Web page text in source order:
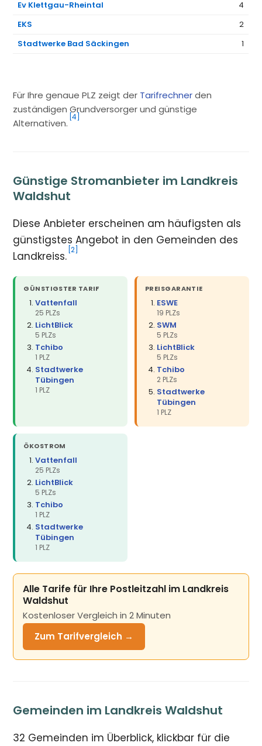
Ev Klettgau-Rheintal
4
EKS
2
Stadtwerke Bad Säckingen
1
Für Ihre genaue PLZ zeigt der Tarifrechnerden
zuständigen Grundversorger und günstige
Alternativen.
[4]
Günstige Stromanbieter im Landkreis
Waldshut
Diese Anbieter erscheinen am häufigsten als
günstigstes Angebot in den Gemeinden des
Landkreiss. [2]
GÜNSTIGSTER TARIF
Vattenfall
25 PLZs
LichtBlick
5 PLZs
Tchibo
1 PLZ
Stadtwerke
Tübingen
1 PLZ
PREISGARANTIE
ESWE
19 PLZs
SWM
5 PLZs
LichtBlick
5 PLZs
Tchibo
2 PLZs
Stadtwerke
Tübingen
1 PLZ
ÖKOSTROM
Vattenfall
25 PLZs
LichtBlick
5 PLZs
Tchibo
1 PLZ
Stadtwerke
Tübingen
1 PLZ
Alle Tarife für Ihre Postleitzahl im Landkreis
Waldshut
Kostenloser Vergleich in 2 Minuten
Zum Tarifvergleich →
Gemeinden im Landkreis Waldshut
32 Gemeinden im Überblick, klickbar für die